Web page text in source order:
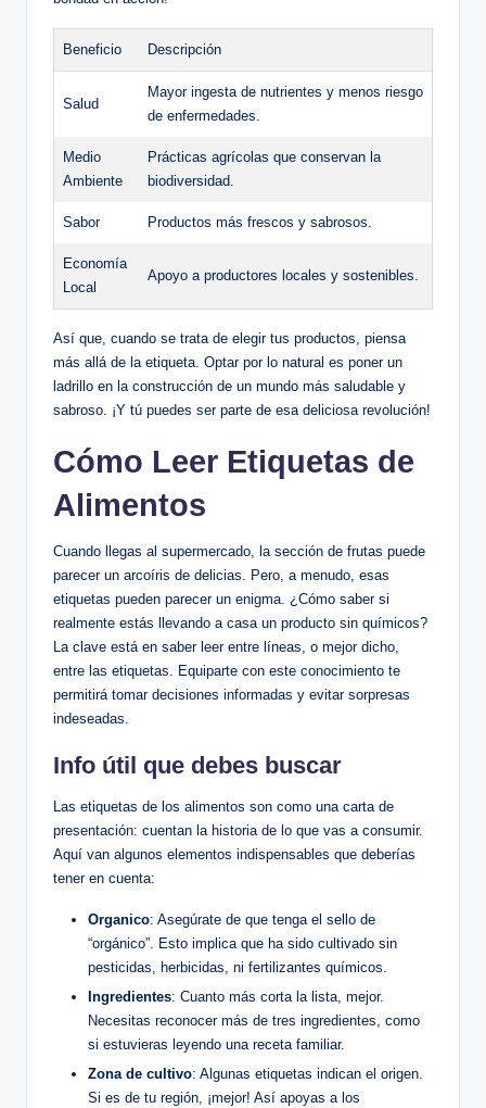
Beneficio Descripción
Salud
Mayor ingesta de nutrientes y menos riesgo
de enfermedades.
Medio
Ambiente
Prácticas agrícolas que conservan la
biodiversidad.
Sabor Productos más frescos y sabrosos.
Economía
Local
Apoyo a productores locales y sostenibles.
Así que, cuando se trata de elegir tus productos, piensa
más allá de la etiqueta. Optar por lo natural es poner un
ladrillo en la construcción de un mundo más saludable y
sabroso. ¡Y tú puedes ser parte de esa deliciosa revolución!
Cómo Leer Etiquetas de
Alimentos
Cuando llegas al supermercado, la sección de frutas puede
parecer un arcoíris de delicias. Pero, a menudo, esas
etiquetas pueden parecer un enigma. ¿Cómo saber si
realmente estás llevando a casa un producto sin químicos?
La clave está en saber leer entre líneas, o mejor dicho,
entre las etiquetas. Equiparte con este conocimiento te
permitirá tomar decisiones informadas y evitar sorpresas
indeseadas.
Info útil que debes buscar
Las etiquetas de los alimentos son como una carta de
presentación: cuentan la historia de lo que vas a consumir.
Aquí van algunos elementos indispensables que deberías
tener en cuenta:
Organico: Asegúrate de que tenga el sello de
“orgánico”. Esto implica que ha sido cultivado sin
pesticidas, herbicidas, ni fertilizantes químicos.
Ingredientes: Cuanto más corta la lista, mejor.
Necesitas reconocer más de tres ingredientes, como
si estuvieras leyendo una receta familiar.
Zona de cultivo: Algunas etiquetas indican el origen.
Si es de tu región, ¡mejor! Así apoyas a los